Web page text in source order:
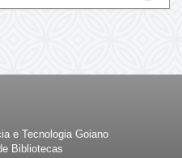
e Tecnologia Goiano
Bibliotecas